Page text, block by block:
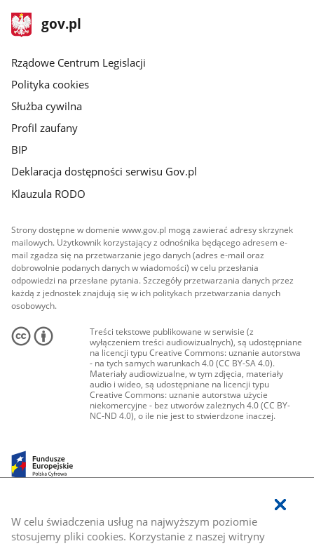
W celu świadczenia usług na najwyższym poziomie
stosujemy pliki cookies. Korzystanie z naszej witryny
stopka
gov.plStrona
gov.pl
Rządowe Centrum Legislacji
Polityka cookies
Służba cywilna
Profil zaufany
BIP
Deklaracja dostępności serwisu Gov.pl
Klauzula RODO
Strony dostępne w domenie www.gov.pl mogą zawierać adresy skrzynek
mailowych. Użytkownik korzystający z odnośnika będącego adresem e-
mail zgadza się na przetwarzanie jego danych (adres e-mail oraz
dobrowolnie podanych danych w wiadomości) w celu przesłania
odpowiedzi na przesłane pytania. Szczegóły przetwarzania danych przez
każdą z jednostek znajdują się w ich politykach przetwarzania danych
osobowych.
Treści tekstowe publikowane w serwisie (z
wyłączeniem treści audiowizualnych), są udostępniane
na licencji typu Creative Commons: uznanie autorstwa
- na tych samych warunkach 4.0 (CC BY-SA 4.0).
Materiały audiowizualne, w tym zdjęcia, materiały
audio i wideo, są udostępniane na licencji typu
Creative Commons: uznanie autorstwa użycie
niekomercyjne - bez utworów zależnych 4.0 (CC BY-
NC-ND 4.0), o ile nie jest to stwierdzone inaczej.